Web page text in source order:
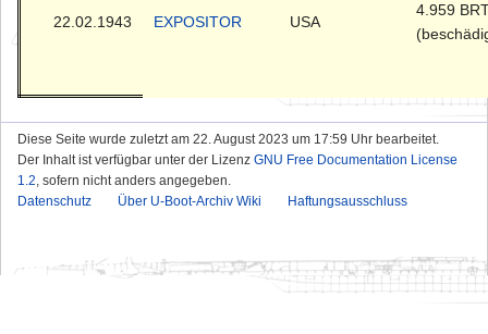
22.02.1943 EXPOSITOR USA
4.959
Diese Seite wurde zuletzt am 22. August 2023 um 17:59 Uhr bearbeitet.
Der Inhalt ist verfügbar unter der Lizenz GNU Free Documentation License
1.2, sofern nicht anders angegeben.
Datenschutz
Über U-Boot-Archiv Wiki Haftungsausschluss